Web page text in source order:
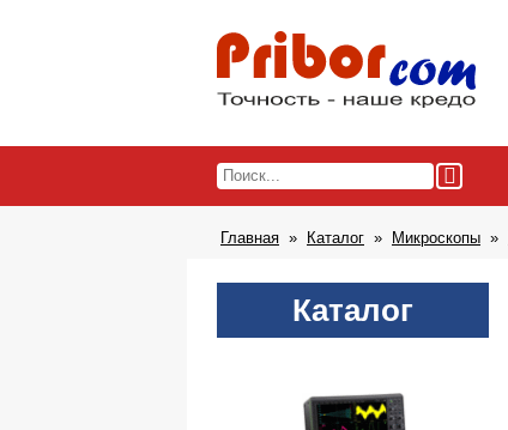
Главная Каталог Микроскопы
Каталог